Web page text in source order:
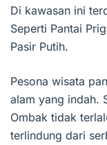
Di kawasan ini
Seperti Pantai
Pasir Putih.
Pesona wisata
alam yang indah.
Ombak tidak
terlindung dari